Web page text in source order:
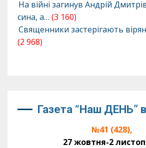
На війні загинув Андрій
сина, а… (3 160)
Священники застерігають
(2 968)
Газета “Наш ДЕНЬ”
№41 (428),
27 жовтня-2